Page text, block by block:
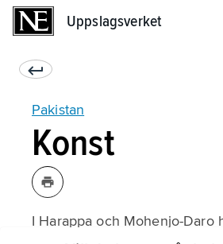
Uppslagsverket
Pakistan
Konst
I Harappa och Mohenjo-Daro